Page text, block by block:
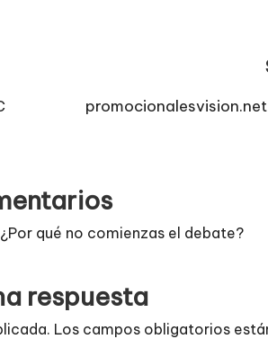
qué no comienzas el debate?
respuesta
Los campos obligatorios